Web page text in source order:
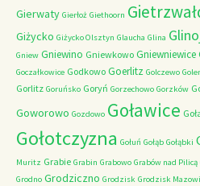
Gierwaty Gierłoż Giethoorn
Giżycko Giżycko Olsztyn Glaucha Glina
Gniew Gniewino Gniewkowo Gniewniewice
Goczałkowice Godkowo Goerlitz Golczewo
Gorlitz Goruńsko Goryń Gorzechowo Gorzków
Goworowo Gozdowo Goławice
Gołotczyzna Gołuń Gołąb Gołąbki
Muritz Grabie Grabin Grabowo Grabów nad Pilicą
Grodno Grodziczno Grodzisk Grodzisk